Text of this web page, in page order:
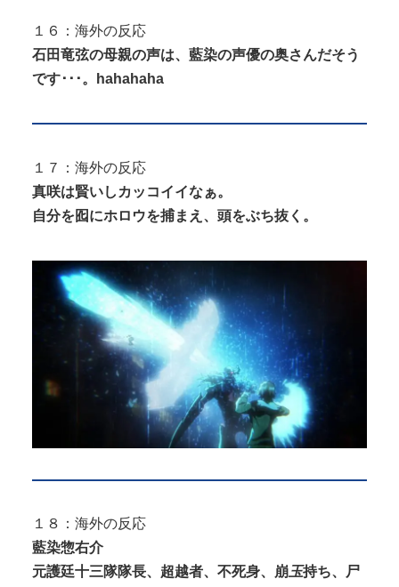
１６：海外の反応
石田竜弦の母親の声は、藍染の声優の奥さんだそう
です･･･。hahahaha
１７：海外の反応
真咲は賢いしカッコイイなぁ。
自分を囮にホロウを捕まえ、頭をぶち抜く。
１８：海外の反応
藍染惣右介
元護廷十三隊隊長、超越者、不死身、崩玉持ち、尸